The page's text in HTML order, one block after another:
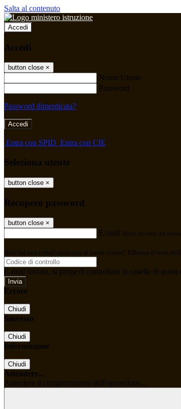
Salta al contenuto
Accedi
Accedi
button close ×
Nome Utente
Password
Password dimenticata?
-
Entra con SPID Entra con CIE
Seleziona utente
button close ×
Recupero password
button close ×
E-mail Verrà inviato un
Non hai una e-mail associata al nome utente? Effettua il reset
E-mail inviata, si prega di controllare la casella di posta
Errore
Chiudi
Successo
Chiudi
Informazione
Chiudi
Attendere...
Attendere il completamento dell'operazione...